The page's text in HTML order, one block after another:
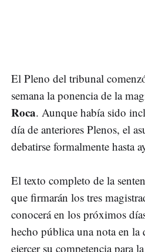
El Pleno del tribunal
semana la ponencia de la
Roca. Aunque había sido
día de anteriores Plenos, el
debatirse formalmente hasta
El texto completo de la
que firmarán los tres
conocerá en los próximos
hecho pública una nota en la
ejercer su competencia para